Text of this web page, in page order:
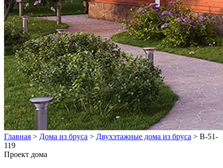
Главная > Дома из бруса > Двухэтажные дома из бруса > B-51-
119
Проект дома